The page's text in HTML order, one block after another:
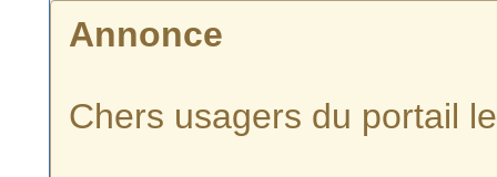
Annonce
Chers usagers du portail